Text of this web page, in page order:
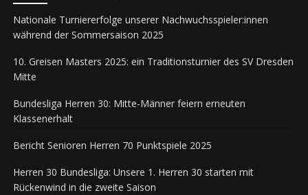
Nationale Turniererfolge unserer Nachwuchsspieler:innen
während der Sommersaison 2025
10. Greisen Masters 2025: ein Traditionsturnier des SV Dresden
Mitte
Bundesliga Herren 30: Mitte-Männer feiern erneuten
Klassenerhalt
Bericht Senioren Herren 70 Punktspiele 2025
Herren 30 Bundesliga: Unsere 1. Herren 30 starten mit
Rückenwind in die zweite Saison